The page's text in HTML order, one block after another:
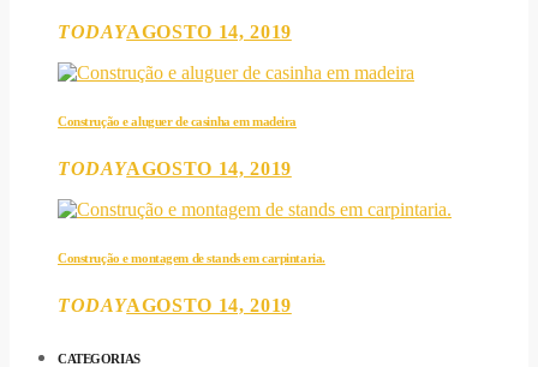
TODAYAGOSTO 14, 2019
Construção e aluguer de casinha em madeira
TODAYAGOSTO 14, 2019
Construção e montagem de stands em carpintaria.
TODAYAGOSTO 14, 2019
CATEGORIAS